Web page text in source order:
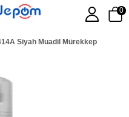
0
Siyah Muadil Mürekkep